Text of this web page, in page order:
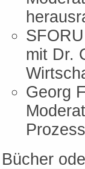
mit Dr.
Georg
Bücher